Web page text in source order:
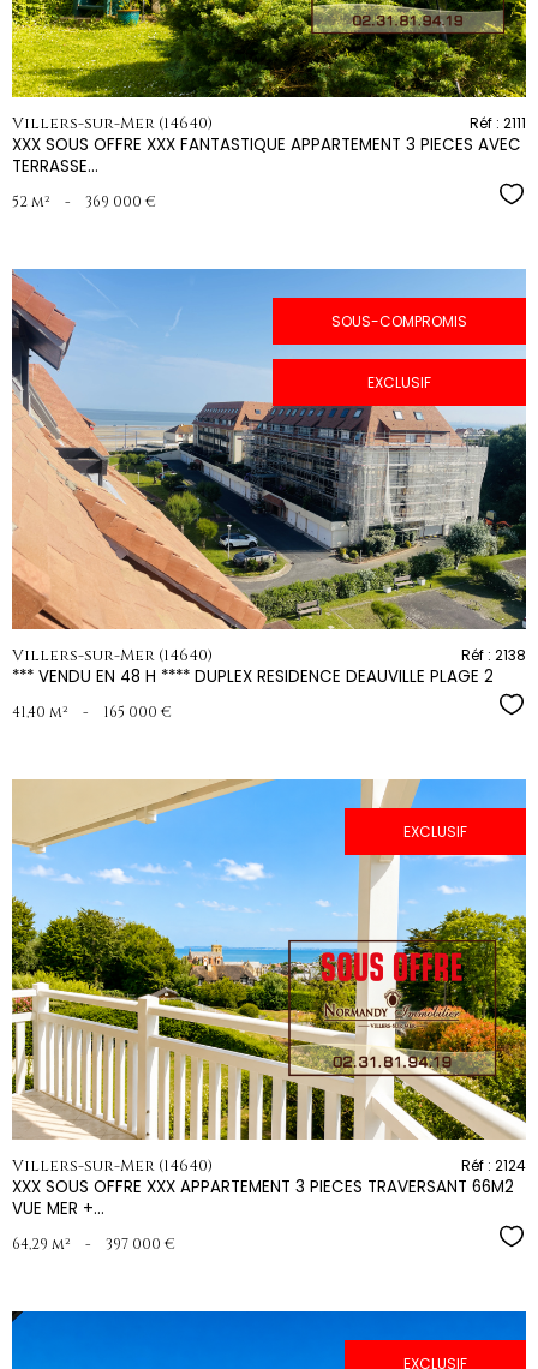
Villers-sur-Mer (14640)
XXX SOUS OFFRE XXX FANTASTIQUE APPARTEMENT 3 PIECES AVEC
TERRASSE...
Réf : 2111
52 m² - 369 000 €
SOUS-COMPROMIS
EXCLUSIF
voir le
bien
Villers-sur-Mer (14640)
*** VENDU EN 48 H **** DUPLEX RESIDENCE DEAUVILLE PLAGE 2
Réf : 2138
41,40 m² - 165 000 €
EXCLUSIF
voir le
bien
Villers-sur-Mer (14640)
XXX SOUS OFFRE XXX APPARTEMENT 3 PIECES TRAVERSANT 66M2
VUE MER +...
Réf : 2124
64,29 m² - 397 000 €
EXCLUSIF